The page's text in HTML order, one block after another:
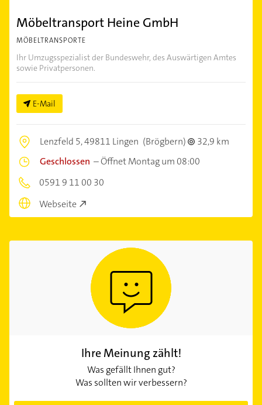
Möbeltransport Heine GmbH
MÖBELTRANSPORTE
Ihr Umzugsspezialist der Bundeswehr, des Auswärtigen Amtes
sowie Privatpersonen.
E-Mail
Lenzfeld 5,49811 Lingen (Brögbern)
32,9 km
Geschlossen –Öffnet Montag um 08:00
0591 9 11 00 30
Webseite
Ihre Meinung zählt!
Was gefällt Ihnen gut?
Was sollten wir verbessern?